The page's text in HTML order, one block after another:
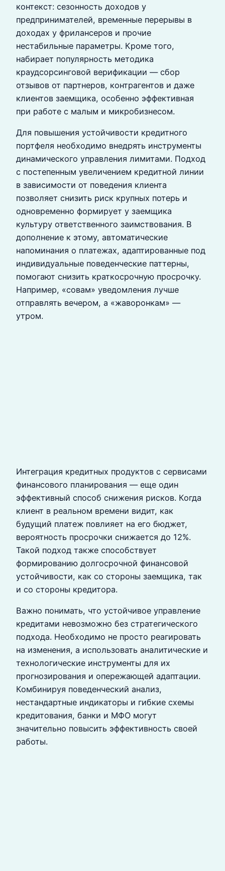
контекст: сезонность доходов у
предпринимателей, временные перерывы в
доходах у фрилансеров и прочие
нестабильные параметры. Кроме того,
набирает популярность методика
краудсорсинговой верификации — сбор
отзывов от партнеров, контрагентов и даже
клиентов заемщика, особенно эффективная
при работе с малым и микробизнесом.
Для повышения устойчивости кредитного
портфеля необходимо внедрять инструменты
динамического управления лимитами. Подход
с постепенным увеличением кредитной линии
в зависимости от поведения клиента
позволяет снизить риск крупных потерь и
одновременно формирует у заемщика
культуру ответственного заимствования. В
дополнение к этому, автоматические
напоминания о платежах, адаптированные под
индивидуальные поведенческие паттерны,
помогают снизить краткосрочную просрочку.
Например, «совам» уведомления лучше
отправлять вечером, а «жаворонкам» —
утром.
Интеграция кредитных продуктов с сервисами
финансового планирования — еще один
эффективный способ снижения рисков. Когда
клиент в реальном времени видит, как
будущий платеж повлияет на его бюджет,
вероятность просрочки снижается до 12%.
Такой подход также способствует
формированию долгосрочной финансовой
устойчивости, как со стороны заемщика, так
и со стороны кредитора.
Важно понимать, что устойчивое управление
кредитами невозможно без стратегического
подхода. Необходимо не просто реагировать
на изменения, а использовать аналитические и
технологические инструменты для их
прогнозирования и опережающей адаптации.
Комбинируя поведенческий анализ,
нестандартные индикаторы и гибкие схемы
кредитования, банки и МФО могут
значительно повысить эффективность своей
работы.